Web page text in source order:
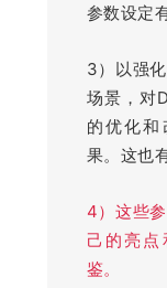
参数设定
3）以强
场景，对
的优化
果。这也
4）这些
己的亮点
鉴。